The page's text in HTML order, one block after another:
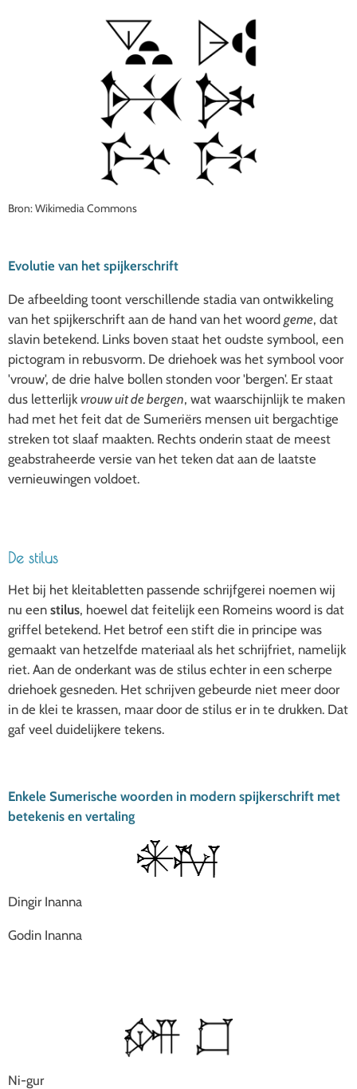
Bron: Wikimedia Commons
Evolutie van het spijkerschrift
De afbeelding toont verschillende stadia van ontwikkeling
van het spijkerschrift aan de hand van het woord geme, dat
slavin betekend. Links boven staat het oudste symbool, een
pictogram in rebusvorm. De driehoek was het symbool voor
'vrouw', de drie halve bollen stonden voor 'bergen'. Er staat
dus letterlijk vrouw uit de bergen, wat waarschijnlijk te maken
had met het feit dat de Sumeriërs mensen uit bergachtige
streken tot slaaf maakten. Rechts onderin staat de meest
geabstraheerde versie van het teken dat aan de laatste
vernieuwingen voldoet.
De stilus
Het bij het kleitabletten passende schrijfgerei noemen wij
nu een stilus, hoewel dat feitelijk een Romeins woord is dat
griffel betekend. Het betrof een stift die in principe was
gemaakt van hetzelfde materiaal als het schrijfriet, namelijk
riet. Aan de onderkant was de stilus echter in een scherpe
driehoek gesneden. Het schrijven gebeurde niet meer door
in de klei te krassen, maar door de stilus er in te drukken. Dat
gaf veel duidelijkere tekens.
Enkele Sumerische woorden in modern spijkerschrift met
betekenis en vertaling
Dingir Inanna
Godin Inanna
Ni-gur